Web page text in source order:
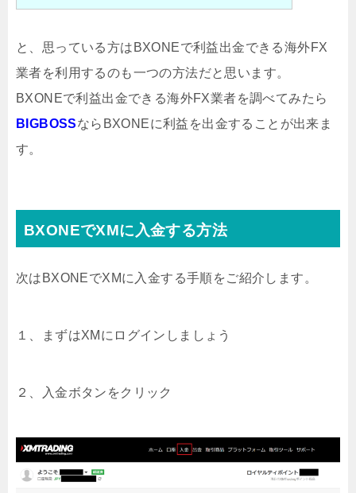
と、思っている方はBXONEで利益出金できる海外FX
業者を利用するのも一つの方法だと思います。
BXONEで利益出金できる海外FX業者を調べてみたら
BIGBOSSならBXONEに利益を出金することが出来ま
す。
BXONEでXMに入金する方法
次はBXONEでXMに入金する手順をご紹介します。
１、まずはXMにログインしましょう
２、入金ボタンをクリック